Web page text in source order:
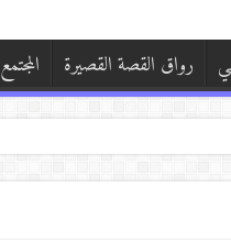
رواق القصة القصيرة المجتمع